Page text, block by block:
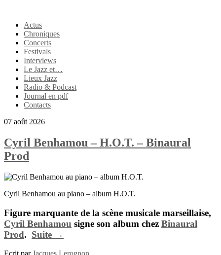
Actus
Chroniques
Concerts
Festivals
Interviews
Le Jazz et…
Lieux Jazz
Radio & Podcast
Journal en pdf
Contacts
07 août 2026
Cyril Benhamou – H.O.T. – Binaural
Prod
Cyril Benhamou au piano – album H.O.T.
Figure marquante de la scène musicale marseillaise,
Cyril Benhamou signe son album chez Binaural
Prod. Suite →